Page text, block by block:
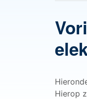
Hierop